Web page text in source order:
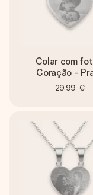
Colar com
Coração -
29,99 €